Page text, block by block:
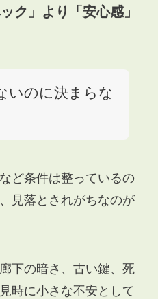
ク」より「安心感」
いのに決まらな
ど条件は整っているの
見落とされがちなのが
下の暗さ、古い鍵、死
時に小さな不安として